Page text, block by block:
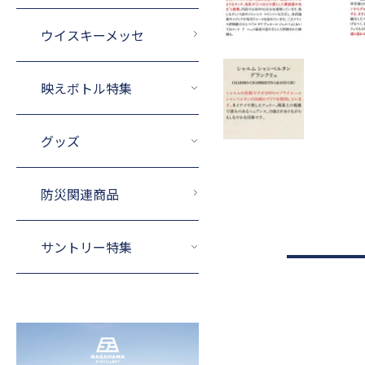
ウイスキーメッセ
映えボトル特集
グッズ
防災関連商品
サントリー特集